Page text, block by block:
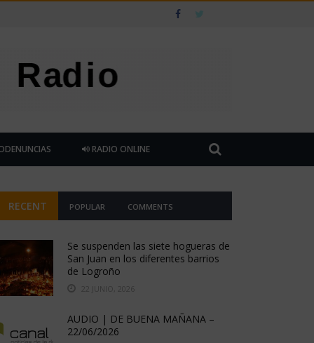
RADIO ONLINE
RECENT POPULAR COMMENTS
Se suspenden las siete hogueras de
San Juan en los diferentes barrios
de Logroño
22 JUNIO, 2026
AUDIO | DE BUENA MAÑANA –
22/06/2026